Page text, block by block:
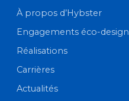
À propos d’Hybster
Engagements éco-design
Réalisations
Carrières
Actualités